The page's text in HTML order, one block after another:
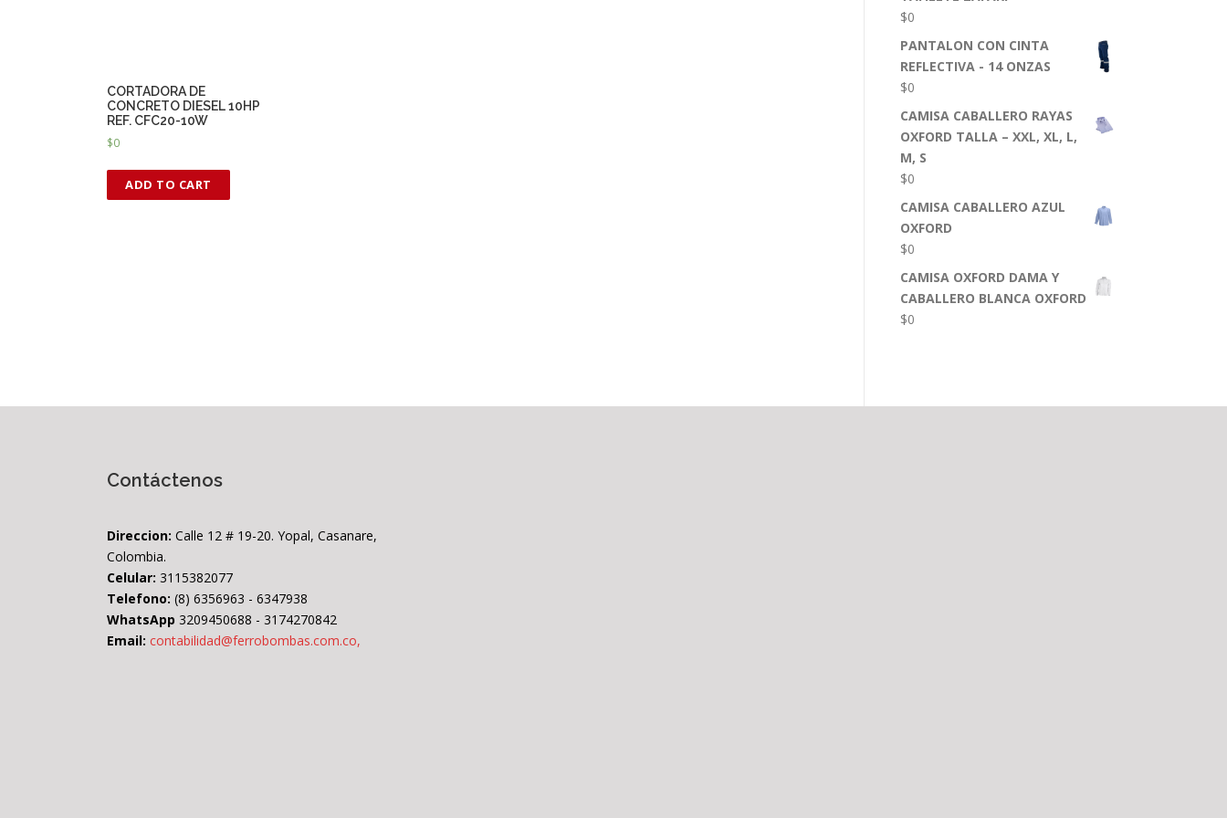
CORTADORA DE
CONCRETO DIESEL 10HP
REF. CFC20-10W
$0
ADD TO CART
$0
PANTALON CON CINTA
REFLECTIVA - 14 ONZAS
$0
CAMISA CABALLERO RAYAS
OXFORD TALLA – XXL, XL, L,
M, S
$0
CAMISA CABALLERO AZUL
OXFORD
$0
CAMISA OXFORD DAMA Y
CABALLERO BLANCA OXFORD
$0
Contáctenos
Direccion: Calle 12 # 19-20. Yopal, Casanare,
Colombia.
Celular: 3115382077
Telefono: (8) 6356963 - 6347938
WhatsApp 3209450688 - 3174270842
Email: contabilidad@ferrobombas.com.co,